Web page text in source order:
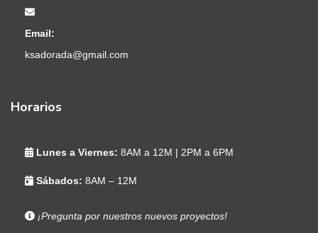
Email:
ksadorada@gmail.com
Horarios
Lunes a Viernes: 8AM a 12M | 2PM a 6PM
Sábados: 8AM – 12M
¡Pregunta por nuestros nuevos proyectos!